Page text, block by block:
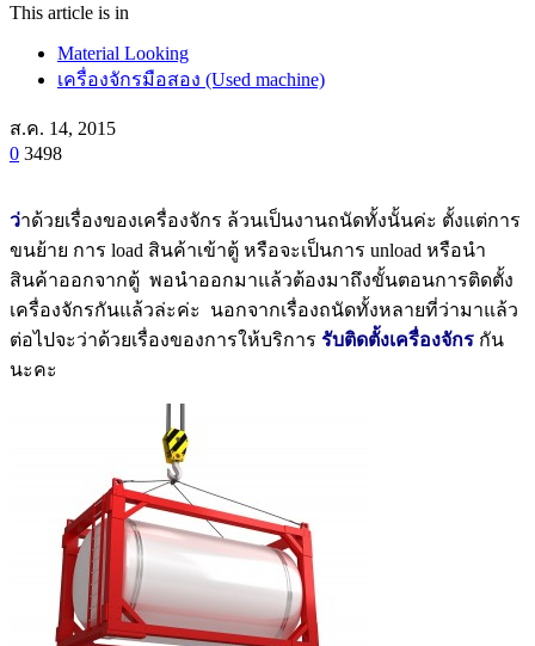
This article is in
Material Looking
เครื่องจักรมือสอง (Used machine)
ส.ค. 14, 2015
0 3498
ว่าด้วยเรื่องของเครื่องจักร ล้วนเป็นงานถนัดทั้งนั้นค่ะ ตั้งแต่การ
ขนย้าย การ load สินค้าเข้าตู้ หรือจะเป็นการ unload หรือนำ
สินค้าออกจากตู้ พอนำออกมาแล้วต้องมาถึงขั้นตอนการติดตั้ง
เครื่องจักรกันแล้วล่ะค่ะ นอกจากเรื่องถนัดทั้งหลายที่ว่ามาแล้ว
ต่อไปจะว่าด้วยเรื่องของการให้บริการ รับติดตั้งเครื่องจักร กัน
นะคะ